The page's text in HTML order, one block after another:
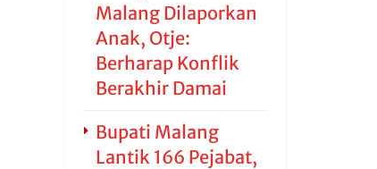
Malang Dilaporkan
Anak, Otje:
Berharap Konflik
Berakhir Damai
Bupati Malang
Lantik 166 Pejabat,